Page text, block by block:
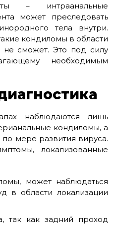
– интраанальные
может преследовать
тела внутри.
кондиломы в области
не сможет. Это под силу
необходимым
наблюдаются лишь
кондиломы, а
мере развития вируса.
локализованные
может наблюдаться
в области локализации
так как задний проход